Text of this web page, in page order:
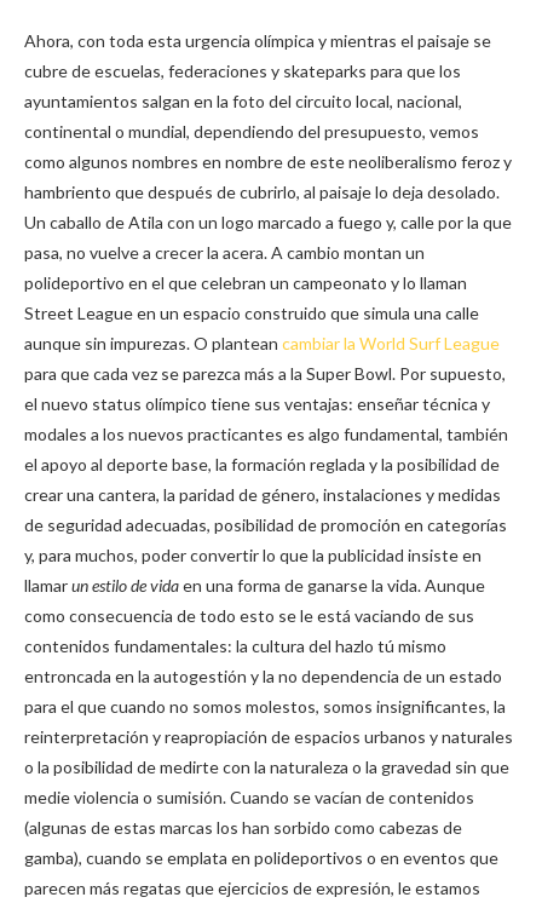
Ahora, con toda esta urgencia olímpica y mientras el paisaje se
cubre de escuelas, federaciones y skateparks para que los
ayuntamientos salgan en la foto del circuito local, nacional,
continental o mundial, dependiendo del presupuesto, vemos
como algunos nombres en nombre de este neoliberalismo feroz y
hambriento que después de cubrirlo, al paisaje lo deja desolado.
Un caballo de Atila con un logo marcado a fuego y, calle por la que
pasa, no vuelve a crecer la acera. A cambio montan un
polideportivo en el que celebran un campeonato y lo llaman
Street League en un espacio construido que simula una calle
aunque sin impurezas. O plantean cambiar la World Surf League
para que cada vez se parezca más a la Super Bowl. Por supuesto,
el nuevo status olímpico tiene sus ventajas: enseñar técnica y
modales a los nuevos practicantes es algo fundamental, también
el apoyo al deporte base, la formación reglada y la posibilidad de
crear una cantera, la paridad de género, instalaciones y medidas
de seguridad adecuadas, posibilidad de promoción en categorías
y, para muchos, poder convertir lo que la publicidad insiste en
llamarun estilo de vidaen una forma de ganarse la vida. Aunque
como consecuencia de todo esto se le está vaciando de sus
contenidos fundamentales: la cultura del hazlo tú mismo
entroncada en la autogestión y la no dependencia de un estado
para el que cuando no somos molestos, somos insignificantes, la
reinterpretación y reapropiación de espacios urbanos y naturales
o la posibilidad de medirte con la naturaleza o la gravedad sin que
medie violencia o sumisión. Cuando se vacían de contenidos
(algunas de estas marcas los han sorbido como cabezas de
gamba), cuando se emplata en polideportivos o en eventos que
parecen más regatas que ejercicios de expresión, le estamos